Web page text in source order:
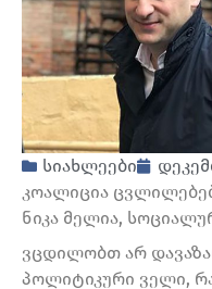
სიახლეები
კოალიცია
ნიკა მელია,
ვცდილობთ არ
პოლიტიკური ველი,